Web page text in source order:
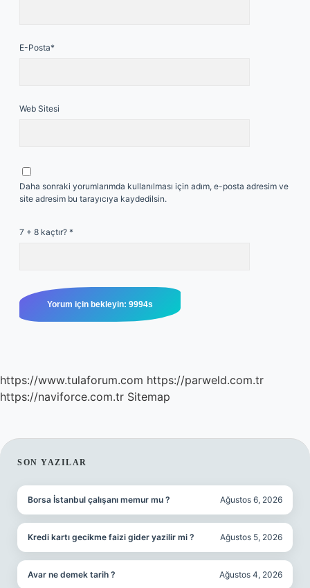
E-Posta*
Web Sitesi
Daha sonraki yorumlarımda kullanılması için adım, e-posta adresim ve
site adresim bu tarayıcıya kaydedilsin.
7 + 8 kaçtır? *
https://www.tulaforum.com https://parweld.com.tr
https://naviforce.com.tr Sitemap
SIDEBAR
SON YAZILAR
Borsa İstanbul çalışanı memur mu ? Ağustos 6, 2026
Kredi kartı gecikme faizi gider yazilir mi ? Ağustos 5, 2026
Avar ne demek tarih ? Ağustos 4, 2026